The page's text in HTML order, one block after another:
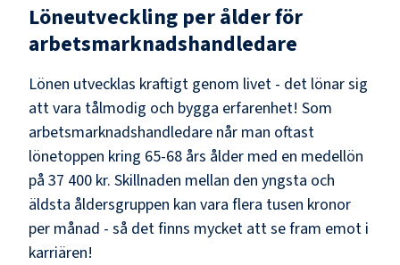
Löneutveckling per ålder för
arbetsmarknadshandledare
Lönen utvecklas kraftigt genom livet - det lönar sig
att vara tålmodig och bygga erfarenhet! Som
arbetsmarknadshandledare når man oftast
lönetoppen kring 65-68 års ålder med en medellön
på 37 400 kr. Skillnaden mellan den yngsta och
äldsta åldersgruppen kan vara flera tusen kronor
per månad - så det finns mycket att se fram emot i
karriären!